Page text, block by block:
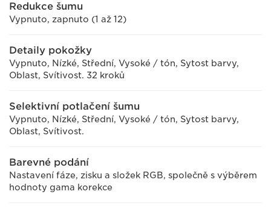
Redukce šumu
Vypnuto, zapnuto (1 až 12)
Detaily pokožky
Vypnuto, Nízké, Střední, Vysoké / tón, Sytost barvy,
Oblast, Svítivost. 32 kroků
Selektivní potlačení šumu
Vypnuto, Nízké, Střední, Vysoké / tón, Sytost barvy,
Oblast, Svítivost.
Barevné podání
Nastavení fáze, zisku a složek RGB, společně s výběrem
hodnoty gama korekce